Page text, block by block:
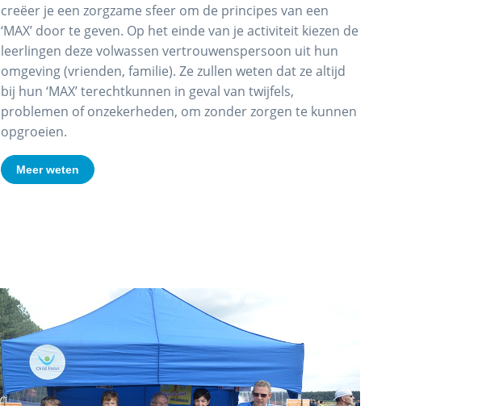
creëer je een zorgzame sfeer om de principes van een
‘MAX’ door te geven. Op het einde van je activiteit kiezen de
leerlingen deze volwassen vertrouwenspersoon uit hun
omgeving (vrienden, familie). Ze zullen weten dat ze altijd
bij hun ‘MAX’ terechtkunnen in geval van twijfels,
problemen of onzekerheden, om zonder zorgen te kunnen
opgroeien.
Meer weten